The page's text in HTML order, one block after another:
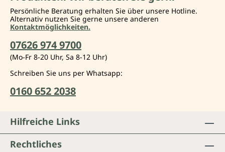
Persönliche Beratung erhalten Sie über unsere Hotline.
Alternativ nutzen Sie gerne unsere anderen
Kontaktmöglichkeiten.
07626 974 9700
(Mo-Fr 8-20 Uhr, Sa 8-12 Uhr)
Schreiben Sie uns per Whatsapp:
0160 652 2038
Hilfreiche Links
Rechtliches